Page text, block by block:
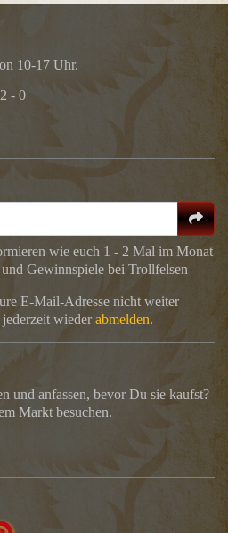
10-17 Uhr.
- 0
wie euch 1 - 2 Mal im Monat
Gewinnspiele bei Trollfelsen
E-Mail-Adresse nicht weiter
wiederabmelden.
und anfassen, bevor Du sie kaufst?
Markt besuchen.